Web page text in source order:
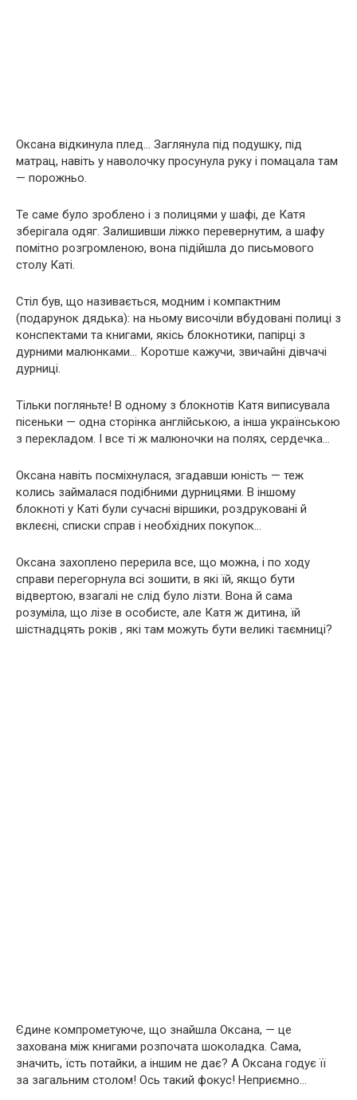
Оксана відкинула плед… Заглянула під подушку, під
матрац, навіть у наволочку просунула руку і помацала там
— порожньо.
Те саме було зроблено і з полицями у шафі, де Катя
зберігала одяг. Залишивши ліжко перевернутим, а шафу
помітно розгромленою, вона підійшла до письмового
столу Каті.
Стіл був, що називається, модним і компактним
(подарунок дядька): на ньому височіли вбудовані полиці з
конспектами та книгами, якісь блокнотики, папірці з
дурними малюнками… Коротше кажучи, звичайні дівчачі
дурниці.
Тільки погляньте! В одному з блокнотів Катя виписувала
пісеньки — одна сторінка англійською, а інша українською
з перекладом. І все ті ж малюночки на полях, сердечка…
Оксана навіть посміхнулася, згадавши юність — теж
колись займалася подібними дурницями. В іншому
блокноті у Каті були сучасні віршики, роздруковані й
вклеєні, списки справ і необхідних покупок…
Оксана захоплено перерила все, що можна, і по ходу
справи перегорнула всі зошити, в які їй, якщо бути
відвертою, взагалі не слід було лізти. Вона й сама
розуміла, що лізе в особисте, але Катя ж дитина, їй
шістнадцять років , які там можуть бути великі таємниці?
Єдине компрометуюче, що знайшла Оксана, — це
захована між книгами розпочата шоколадка. Сама,
значить, їсть потайки, а іншим не дає? А Оксана годує її
за загальним столом! Ось такий фокус! Неприємно…